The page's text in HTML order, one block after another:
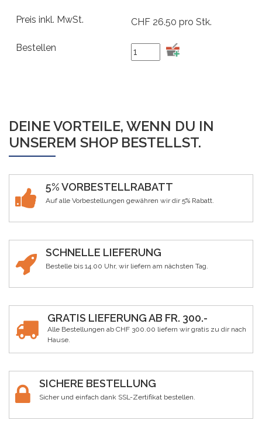
CHF 26.50 pro Stk.
DEINE VORTEILE, WENN DU IN
UNSEREM SHOP BESTELLST.
5% VORBESTELLRABATT
Auf alle Vorbestellungen gewähren wir dir 5% Rabatt.
SCHNELLE LIEFERUNG
Bestelle bis 14.00 Uhr, wir liefern am nächsten Tag.
GRATIS LIEFERUNG AB FR. 300.-
Alle Bestellungen ab CHF 300.00 liefern wir gratis zu dir nach
Hause.
SICHERE BESTELLUNG
Sicher und einfach dank SSL-Zertifikat bestellen.